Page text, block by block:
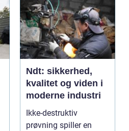
Ndt: sikkerhed,
kvalitet og viden i
moderne industri
Ikke-destruktiv
prøvning spiller en